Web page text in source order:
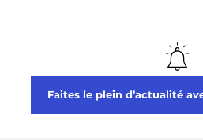
Faites le plein d’actualité